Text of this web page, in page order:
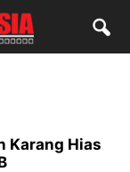
Karang Hias